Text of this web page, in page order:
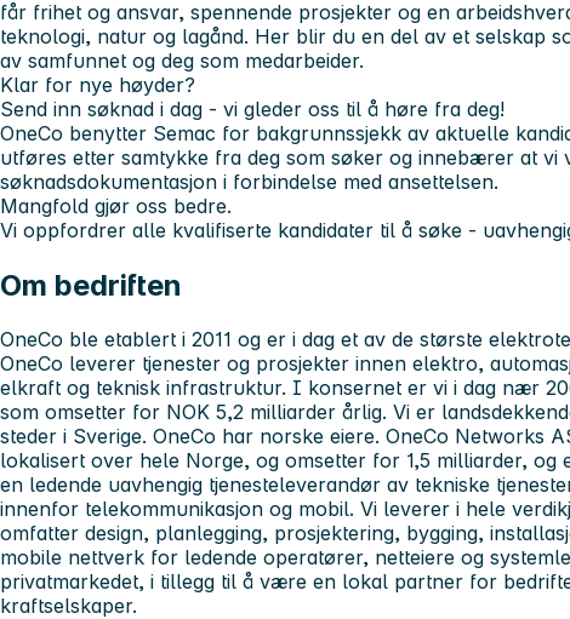
får frihet og ansvar, spennende prosjekter og en
teknologi, natur og lagånd. Her blir du en del av et selskap
av samfunnet og deg som medarbeider.
Klar for nye høyder?
Send inn søknad i dag - vi gleder oss til å høre fra deg!
OneCo benytter Semac for bakgrunnssjekk av aktuelle
utføres etter samtykke fra deg som søker og innebærer at vi
søknadsdokumentasjon i forbindelse med ansettelsen.
Mangfold gjør oss bedre.
Vi oppfordrer alle kvalifiserte kandidater til å søke -
Om bedriften
OneCo ble etablert i 2011 og er i dag et av de største
OneCo leverer tjenester og prosjekter innen elektro,
elkraft og teknisk infrastruktur. I konsernet er vi i dag nær
som omsetter for NOK 5,2 milliarder årlig. Vi er
steder i Sverige. OneCo har norske eiere. OneCo Networks
lokalisert over hele Norge, og omsetter for 1,5 milliarder, og
en ledende uavhengig tjenesteleverandør av tekniske
innenfor telekommunikasjon og mobil. Vi leverer i hele
omfatter design, planlegging, prosjektering, bygging,
mobile nettverk for ledende operatører, netteiere og
privatmarkedet, i tillegg til å være en lokal partner for
kraftselskaper.